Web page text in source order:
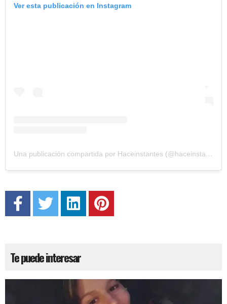
Ver esta publicación en Instagram
Una publicación compartida por Haceinstantes (@haceinstantesok)
Te puede interesar